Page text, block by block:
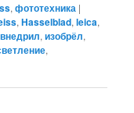
,фототехника |
,Hasselblad,leica,
внедрил,изобрёл,
,